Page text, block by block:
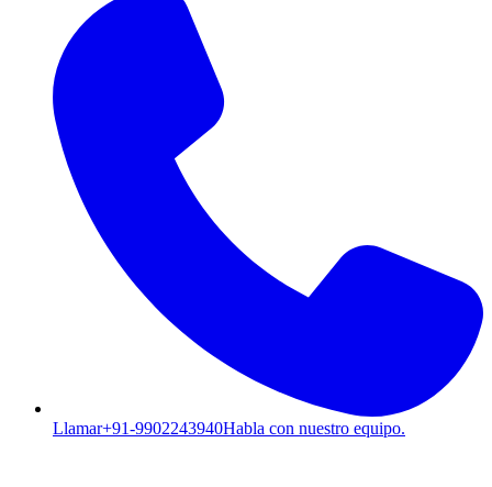
Llamar+91-9902243940Habla con nuestro equipo.